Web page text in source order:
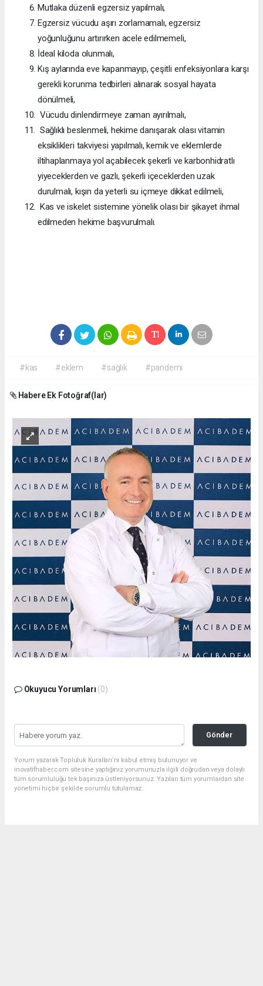
Mutlaka düzenli egzersiz yapılmalı,
Egzersiz vücudu aşırı zorlamamalı, egzersiz
yoğunluğunu artırırken acele edilmemeli,
İdeal kiloda olunmalı,
Kış aylarında eve kapanmayıp, çeşitli enfeksiyonlara karşı
gerekli korunma tedbirleri alınarak sosyal hayata
dönülmeli,
Vücudu dinlendirmeye zaman ayırılmalı,
Sağlıklı beslenmeli, hekime danışarak olası vitamin
eksiklikleri takviyesi yapılmalı, kemik ve eklemlerde
iltihaplanmaya yol açabilecek şekerli ve karbonhidratlı
yiyeceklerden ve gazlı, şekerli içeceklerden uzak
durulmalı, kışın da yeterli su içmeye dikkat edilmeli,
Kas ve iskelet sistemine yönelik olası bir şikayet ihmal
edilmeden hekime başvurulmalı.
#kas #eklem #sağlık #pandemi
Habere Ek Fotoğraf(lar)
Okuyucu Yorumları (0)
Gönder
Yorum yazarak Topluluk Kuralları’nı kabul etmiş bulunuyor ve
inovatifhaber.com sitesine yaptığınız yorumunuzla ilgili doğrudan veya dolaylı
tüm sorumluluğu tek başınıza üstleniyorsunuz. Yazılan tüm yorumlardan site
yönetimi hiçbir şekilde sorumlu tutulamaz.